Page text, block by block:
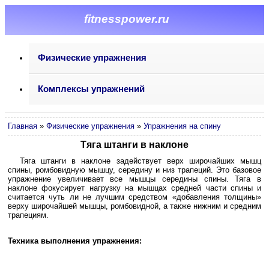
fitnesspower.ru
Физические упражнения
Комплексы упражнений
Главная » Физические упражнения » Упражнения на спину
Тяга штанги в наклоне
Тяга штанги в наклоне задействует верх широчайших мышц
спины, ромбовидную мышцу, середину и низ трапеций. Это базовое
упражнение увеличивает все мышцы середины спины. Тяга в
наклоне фокусирует нагрузку на мышцах средней части спины и
считается чуть ли не лучшим средством «добавления толщины»
верху широчайшей мышцы, ромбовидной, а также нижним и средним
трапециям.
Техника выполнения упражнения: